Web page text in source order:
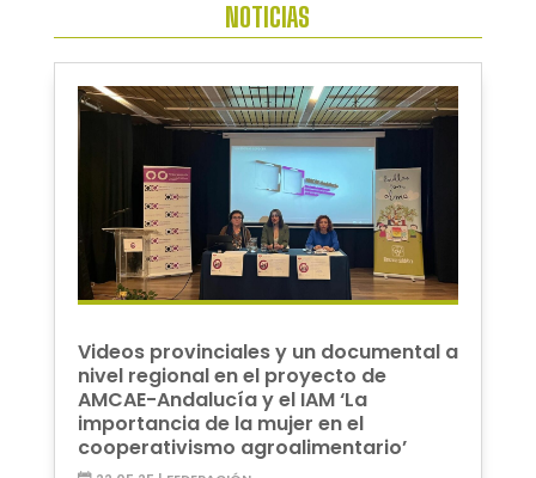
NOTICIAS
Videos provinciales y un documental a
nivel regional en el proyecto de
AMCAE-Andalucía y el IAM ‘La
importancia de la mujer en el
cooperativismo agroalimentario’